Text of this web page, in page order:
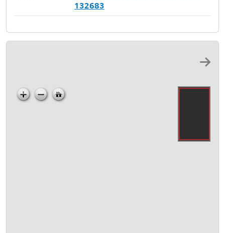
132683